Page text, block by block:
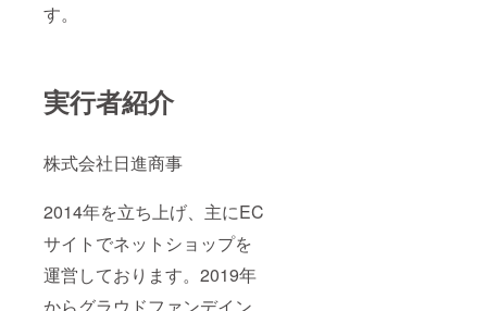
す。
実行者紹介
株式会社日進商事
2014年を立ち上げ、主にEC
サイトでネットショップを
運営しております。2019年